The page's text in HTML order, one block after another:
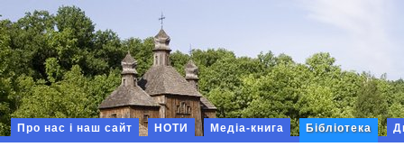
Про нас і наш сайт НОТИ Медіа-книга Бібліотека